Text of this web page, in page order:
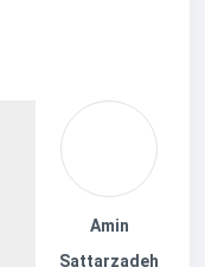
Amin